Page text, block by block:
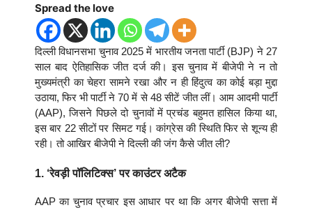
Spread the love
दिल्ली विधानसभा चुनाव 2025 में भारतीय जनता पार्टी (BJP) ने 27
साल बाद ऐतिहासिक जीत दर्ज की। इस चुनाव में बीजेपी ने न तो
मुख्यमंत्री का चेहरा सामने रखा और न ही हिंदुत्व का कोई बड़ा मुद्दा
उठाया, फिर भी पार्टी ने 70 में से 48 सीटें जीत लीं। आम आदमी पार्टी
(AAP), जिसने पिछले दो चुनावों में प्रचंड बहुमत हासिल किया था,
इस बार 22 सीटों पर सिमट गई। कांग्रेस की स्थिति फिर से शून्य ही
रही। तो आखिर बीजेपी ने दिल्ली की जंग कैसे जीत ली?
1. ‘रेवड़ी पॉलिटिक्स’ पर काउंटर अटैक
AAP का चुनाव प्रचार इस आधार पर था कि अगर बीजेपी सत्ता में